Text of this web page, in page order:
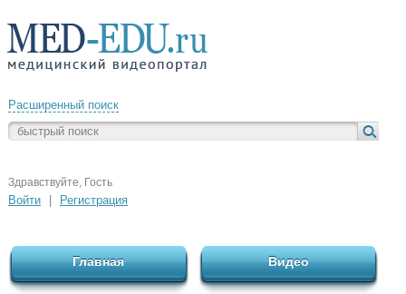
Расширенный поиск
Здравствуйте, Гость
Войти Регистрация
Главная Видео